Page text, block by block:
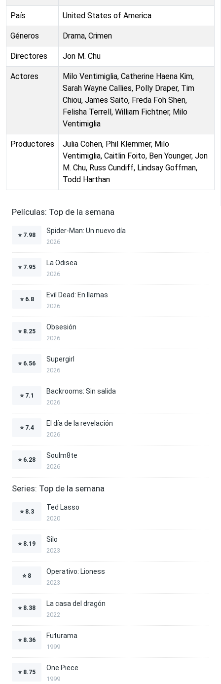
País United States of America
Géneros Drama, Crimen
Directores Jon M. Chu
Actores
Milo Ventimiglia, Catherine Haena Kim,
Sarah Wayne Callies, Polly Draper, Tim
Chiou, James Saito, Freda Foh Shen,
Felisha Terrell, William Fichtner, Milo
Ventimiglia
Productores
Julia Cohen, Phil Klemmer, Milo
Ventimiglia, Caitlin Foito, Ben Younger, Jon
M. Chu, Russ Cundiff, Lindsay Goffman,
Todd Harthan
Películas: Top de la semana
⭐ 7.98
Spider-Man: Un nuevo día
2026
⭐ 7.95
La Odisea
2026
⭐ 6.8
Evil Dead: En llamas
2026
⭐ 8.25
Obsesión
2026
⭐ 6.56
Supergirl
2026
⭐ 7.1
Backrooms: Sin salida
2026
⭐ 7.4
El día de la revelación
2026
⭐ 6.28
Soulm8te
2026
Series: Top de la semana
⭐ 8.3
Ted Lasso
2020
⭐ 8.19
Silo
2023
⭐ 8
Operativo: Lioness
2023
⭐ 8.38
La casa del dragón
2022
⭐ 8.36
Futurama
1999
⭐ 8.75
One Piece
1999